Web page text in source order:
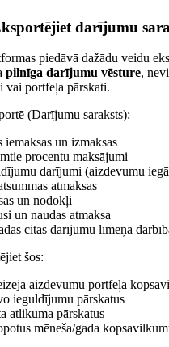
darījumu
piedāvā dažādu veidu
pilnīga darījumu vēsture,
vai portfeļa pārskati.
(Darījumu saraksts):
iemaksas un izmaksas
procentu maksājumi
darījumi (aizdevumu
atmaksas
un nodokļi
un naudas atmaksa
citas darījumu līmeņa
šos:
aizdevumu portfeļa
ieguldījumu pārskatus
atlikuma pārskatus
mēneša/gada